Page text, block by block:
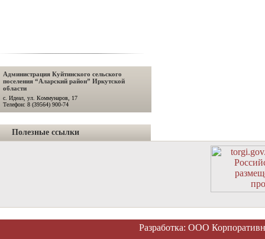
Администрация Куйтинского сельского
поселения “Аларский район” Иркутской
области
с. Идеал, ул. Коммунаров, 17
Телефон: 8 (39564) 900-74
Полезные ссылки
Разработка: ООО